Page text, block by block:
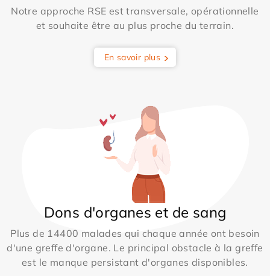
Notre approche RSE est transversale, opérationnelle
et souhaite être au plus proche du terrain.
En savoir plus
Dons d'organes et de sang
Plus de 14400 malades qui chaque année ont besoin
d'une greffe d'organe. Le principal obstacle à la greffe
est le manque persistant d'organes disponibles.